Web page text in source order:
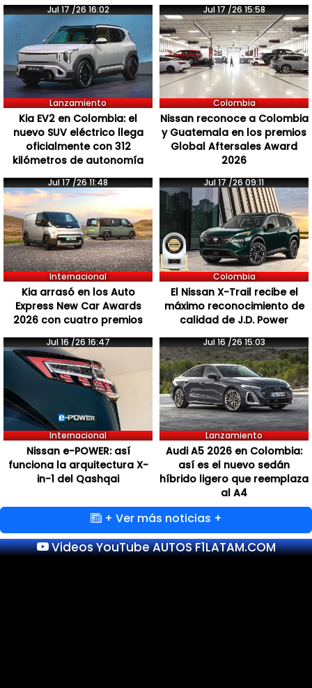
Jul 17 /26 16:02
Lanzamiento
Kia EV2 en Colombia: el
nuevo SUV eléctrico llega
oficialmente con 312
kilómetros de autonomía
Jul 17 /26 15:58
Colombia
Nissan reconoce a Colombia
y Guatemala en los premios
Global Aftersales Award
2026
Jul 17 /26 11:48
Internacional
Kia arrasó en los Auto
Express New Car Awards
2026 con cuatro premios
Jul 17 /26 09:11
Colombia
El Nissan X-Trail recibe el
máximo reconocimiento de
calidad de J.D. Power
Jul 16 /26 16:47
Internacional
Nissan e-POWER: así
funciona la arquitectura X-
in-1 del Qashqai
Jul 16 /26 15:03
Lanzamiento
Audi A5 2026 en Colombia:
así es el nuevo sedán
híbrido ligero que reemplaza
al A4
+ Ver más noticias +
Videos YouTube AUTOS F1LATAM.COM